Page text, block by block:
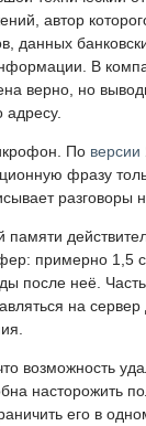
автор
данных
В
верно, но
По версии
фразу
разговоры
памяти
примерно 1,5
после неё.
на сервер
возможность
насторожить
его в